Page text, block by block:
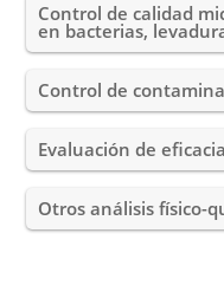
Control de calidad
en bacterias,
Control de
Evaluación de
Otros análisis físico-